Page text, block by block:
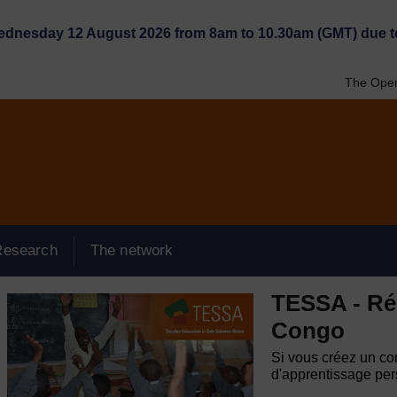
12 August 2026 from 8am to 10.30am (GMT) due
The
The network
TESSA -
Congo
Si vous créez un
d'apprentissage